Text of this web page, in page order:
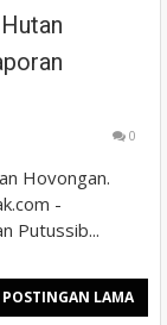
0
Hovongan.
-
Putussib...
POSTINGAN LAMA